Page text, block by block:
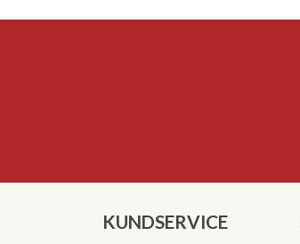
KUNDSERVICE